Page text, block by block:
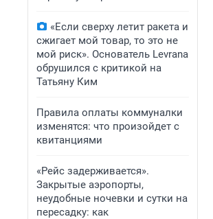
«Если сверху летит ракета и
сжигает мой товар, то это не
мой риск». Основатель Levrana
обрушился с критикой на
Татьяну Ким
Правила оплаты коммуналки
изменятся: что произойдет с
квитанциями
«Рейс задерживается».
Закрытые аэропорты,
неудобные ночевки и сутки на
пересадку: как